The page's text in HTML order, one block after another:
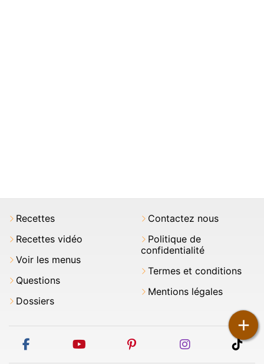
+
Recettes
Recettes vidéo
Voir les menus
Questions
Dossiers
Contactez nous
Politique de
confidentialité
Termes et conditions
Mentions légales
facebook youtube pinterest instagram